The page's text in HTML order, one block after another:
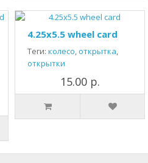
4.25x5.5 wheel card
Теги: колесо,открытка,
открытки
15.00 р.